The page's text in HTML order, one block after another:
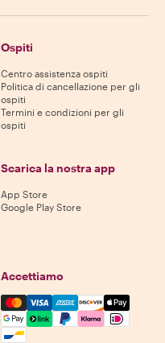
Ospiti
Centro assistenza ospiti
Politica di cancellazione per gli
ospiti
Termini e condizioni per gli
ospiti
Scarica la nostra app
App Store
Google Play Store
Accettiamo
Mastercard, Visa, Amex,